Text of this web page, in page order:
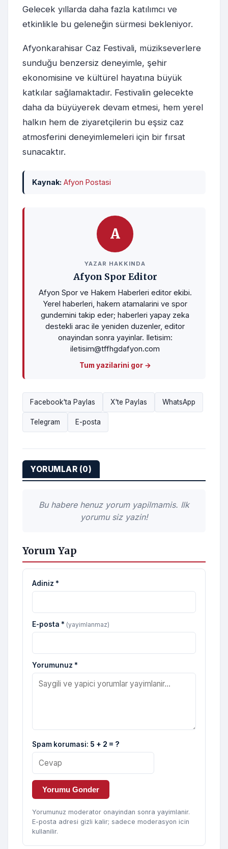
Gelecek yıllarda daha fazla katılımcı ve
etkinlikle bu geleneğin sürmesi bekleniyor.
Afyonkarahisar Caz Festivali, müzikseverlere
sunduğu benzersiz deneyimle, şehir
ekonomisine ve kültürel hayatına büyük
katkılar sağlamaktadır. Festivalin gelecekte
daha da büyüyerek devam etmesi, hem yerel
halkın hem de ziyaretçilerin bu eşsiz caz
atmosferini deneyimlemeleri için bir fırsat
sunacaktır.
Kaynak: Afyon Postasi
A
YAZAR HAKKINDA
Afyon Spor Editor
Afyon Spor ve Hakem Haberleri editor ekibi.
Yerel haberleri, hakem atamalarini ve spor
gundemini takip eder; haberleri yapay zeka
destekli arac ile yeniden duzenler, editor
onayindan sonra yayinlar. Iletisim:
iletisim@tffhgdafyon.com
Tum yazilarini gor →
Facebook'ta Paylas X'te Paylas WhatsApp
Telegram E-posta
YORUMLAR (0)
Bu habere henuz yorum yapilmamis. Ilk
yorumu siz yazin!
Yorum Yap
Adiniz *
E-posta * (yayimlanmaz)
Yorumunuz *
Spam korumasi: 5 + 2 = ?
Yorumu Gonder
Yorumunuz moderator onayindan sonra yayimlanir.
E-posta adresi gizli kalir; sadece moderasyon icin
kullanilir.